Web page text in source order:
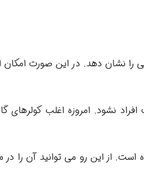
را نشان دهد. در این صورت
نشود. امروزه اغلب کولرهای
است. از این رو می توانید آن را در